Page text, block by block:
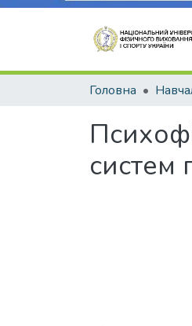
Головна
систем